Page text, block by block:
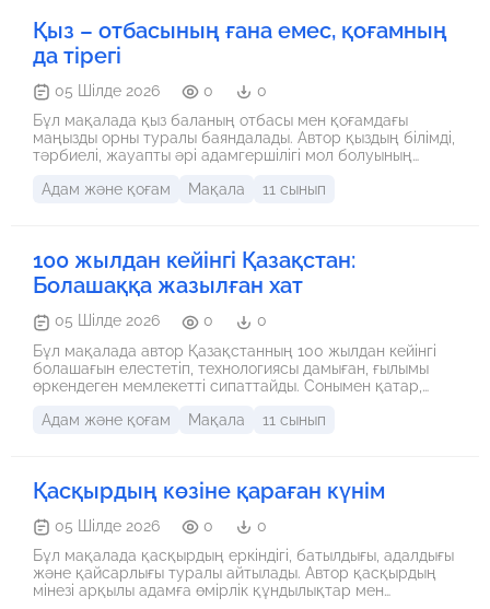
Қыз – отбасының ғана емес, қоғамның
да тірегі
05 Шілде 2026 0
0
Бұл мақалада қыз баланың отбасы мен қоғамдағы
маңызды орны туралы баяндалады. Автор қыздың білімді,
тәрбиелі, жауапты әрі адамгершілігі мол болуының
арманына ұмтылып, қоғамға пайдасын тигізуі қажет
Адам және қоғам Мақала 11 сынып
100 жылдан кейінгі Қазақстан:
Болашаққа жазылған хат
05 Шілде 2026 0
0
Бұл мақалада автор Қазақстанның 100 жылдан кейінгі
болашағын елестетіп, технологиясы дамыған, ғылымы
өркендеген мемлекетті сипаттайды. Сонымен қатар,
елге деген сүйіспеншілігіне байланысты екені айтылады.
Адам және қоғам Мақала 11 сынып
Қасқырдың көзіне қараған күнім
05 Шілде 2026 0
0
Бұл мақалада қасқырдың еркіндігі, батылдығы, адалдығы
және қайсарлығы туралы айтылады. Автор қасқырдың
мінезі арқылы адамға өмірлік құндылықтар мен